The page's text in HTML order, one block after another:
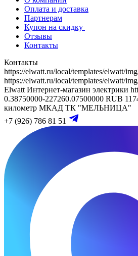
Оплата и доставка
Партнерам
Купон на скидку
Отзывы
Контакты
Контакты
https://elwatt.ru/local/templates/elwatt/
https://elwatt.ru/local/templates/elwatt/
Elwatt Интернет-магазин электрики
0.38750000-227260.07500000 RUB
километр МКАД ТК "МЕЛЬНИЦА"
+7 (926) 786 81 51